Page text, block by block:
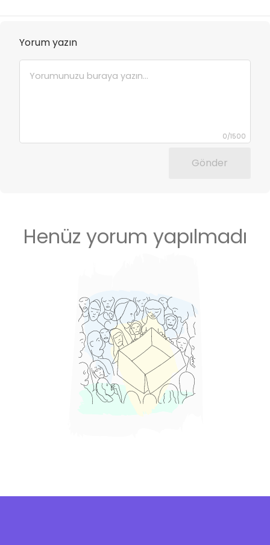
Yorum yazın
0/1500
Gönder
Henüz yorum yapılmadı